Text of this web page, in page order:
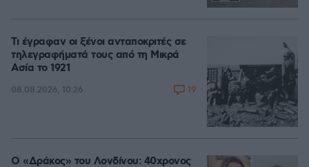
Τι έγραφαν οι ξένοι ανταποκριτές σε
τηλεγραφήματά τους από τη Μικρά
Ασία το 1921
08.08.2026, 10:26 19
Ο «Δράκος» του Λονδίνου: 40χρονος